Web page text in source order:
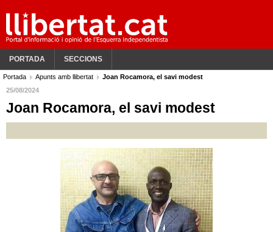
PORTADA SECCIONS
Portada Apunts amb llibertat
Joan Rocamora, el savi modest
25/08/2024
Joan Rocamora, el savi modest